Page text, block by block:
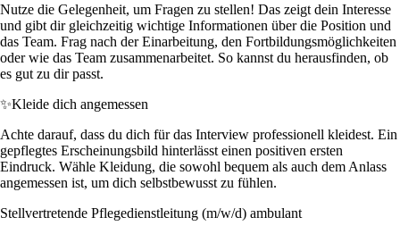
Nutze die Gelegenheit, um Fragen zu stellen! Das zeigt dein Interesse
und gibt dir gleichzeitig wichtige Informationen über die Position und
das Team. Frag nach der Einarbeitung, den Fortbildungsmöglichkeiten
oder wie das Team zusammenarbeitet. So kannst du herausfinden, ob
es gut zu dir passt.
✨Kleide dich angemessen
Achte darauf, dass du dich für das Interview professionell kleidest. Ein
gepflegtes Erscheinungsbild hinterlässt einen positiven ersten
Eindruck. Wähle Kleidung, die sowohl bequem als auch dem Anlass
angemessen ist, um dich selbstbewusst zu fühlen.
Stellvertretende Pflegedienstleitung (m/w/d) ambulant